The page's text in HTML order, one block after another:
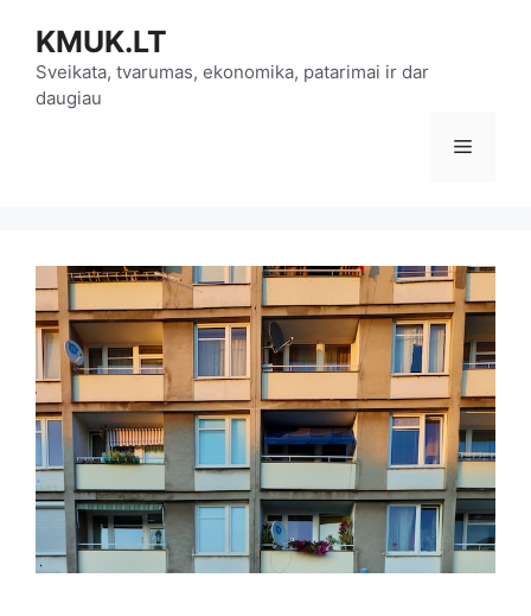
turinio
KMUK.LT
Sveikata, tvarumas, ekonomika, patarimai ir dar
daugiau
Meniu